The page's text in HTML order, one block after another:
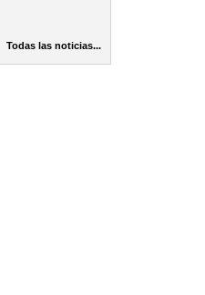
Todas las noticias...